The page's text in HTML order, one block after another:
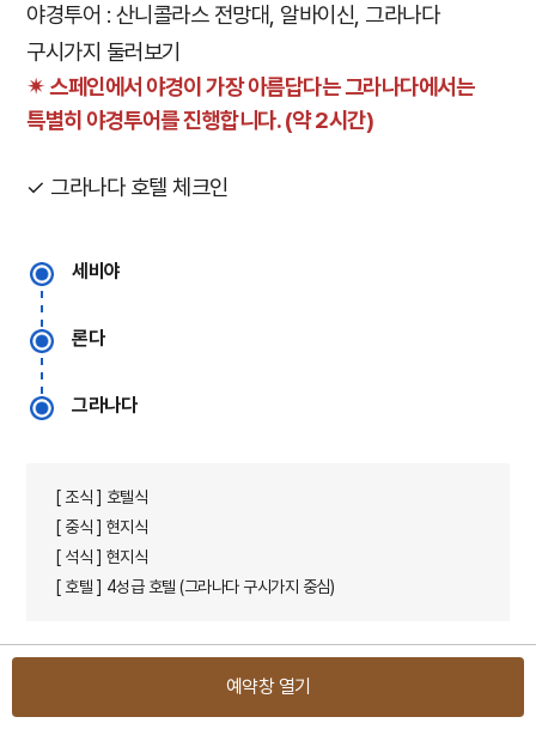
야경투어 : 산니콜라스 전망대, 알바이신, 그라나다
구시가지 둘러보기
✴︎ 스페인에서 야경이 가장 아름답다는 그라나다에서는
특별히 야경투어를 진행합니다. (약 2시간)
✓ 그라나다 호텔 체크인
세비야
론다
그라나다
[ 조식 ] 호텔식
[ 중식 ] 현지식
[ 석식 ] 현지식
[ 호텔 ] 4성급 호텔 (그라나다 구시가지 중심)
예약창 열기